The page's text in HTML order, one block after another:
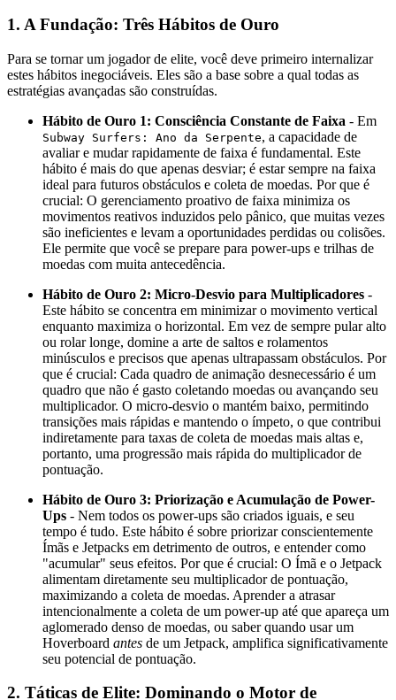
1. A Fundação: Três Hábitos de Ouro
Para se tornar um jogador de elite, você deve primeiro internalizar
estes hábitos inegociáveis. Eles são a base sobre a qual todas as
estratégias avançadas são construídas.
Hábito de Ouro 1: Consciência Constante de Faixa - Em
Subway Surfers: Ano da Serpente, a capacidade de
avaliar e mudar rapidamente de faixa é fundamental. Este
hábito é mais do que apenas desviar; é estar sempre na faixa
ideal para futuros obstáculos e coleta de moedas. Por que é
crucial: O gerenciamento proativo de faixa minimiza os
movimentos reativos induzidos pelo pânico, que muitas vezes
são ineficientes e levam a oportunidades perdidas ou colisões.
Ele permite que você se prepare para power-ups e trilhas de
moedas com muita antecedência.
Hábito de Ouro 2: Micro-Desvio para Multiplicadores -
Este hábito se concentra em minimizar o movimento vertical
enquanto maximiza o horizontal. Em vez de sempre pular alto
ou rolar longe, domine a arte de saltos e rolamentos
minúsculos e precisos que apenas ultrapassam obstáculos. Por
que é crucial: Cada quadro de animação desnecessário é um
quadro que não é gasto coletando moedas ou avançando seu
multiplicador. O micro-desvio o mantém baixo, permitindo
transições mais rápidas e mantendo o ímpeto, o que contribui
indiretamente para taxas de coleta de moedas mais altas e,
portanto, uma progressão mais rápida do multiplicador de
pontuação.
Hábito de Ouro 3: Priorização e Acumulação de Power-
Ups - Nem todos os power-ups são criados iguais, e seu
tempo é tudo. Este hábito é sobre priorizar conscientemente
Ímãs e Jetpacks em detrimento de outros, e entender como
"acumular" seus efeitos. Por que é crucial: O Ímã e o Jetpack
alimentam diretamente seu multiplicador de pontuação,
maximizando a coleta de moedas. Aprender a atrasar
intencionalmente a coleta de um power-up até que apareça um
aglomerado denso de moedas, ou saber quando usar um
Hoverboard antes de um Jetpack, amplifica significativamente
seu potencial de pontuação.
2. Táticas de Elite: Dominando o Motor de